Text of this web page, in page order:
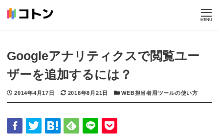
MENU
HOME BLOG Googleアナリティクスで閲覧
ユーザーを追加するには？
Googleアナリティクスで閲覧ユー
ザーを追加するには？
投稿日
2014年4月17日 更新日
2018年8月21日 カテゴリー
WEB担当者用ツールの使い方